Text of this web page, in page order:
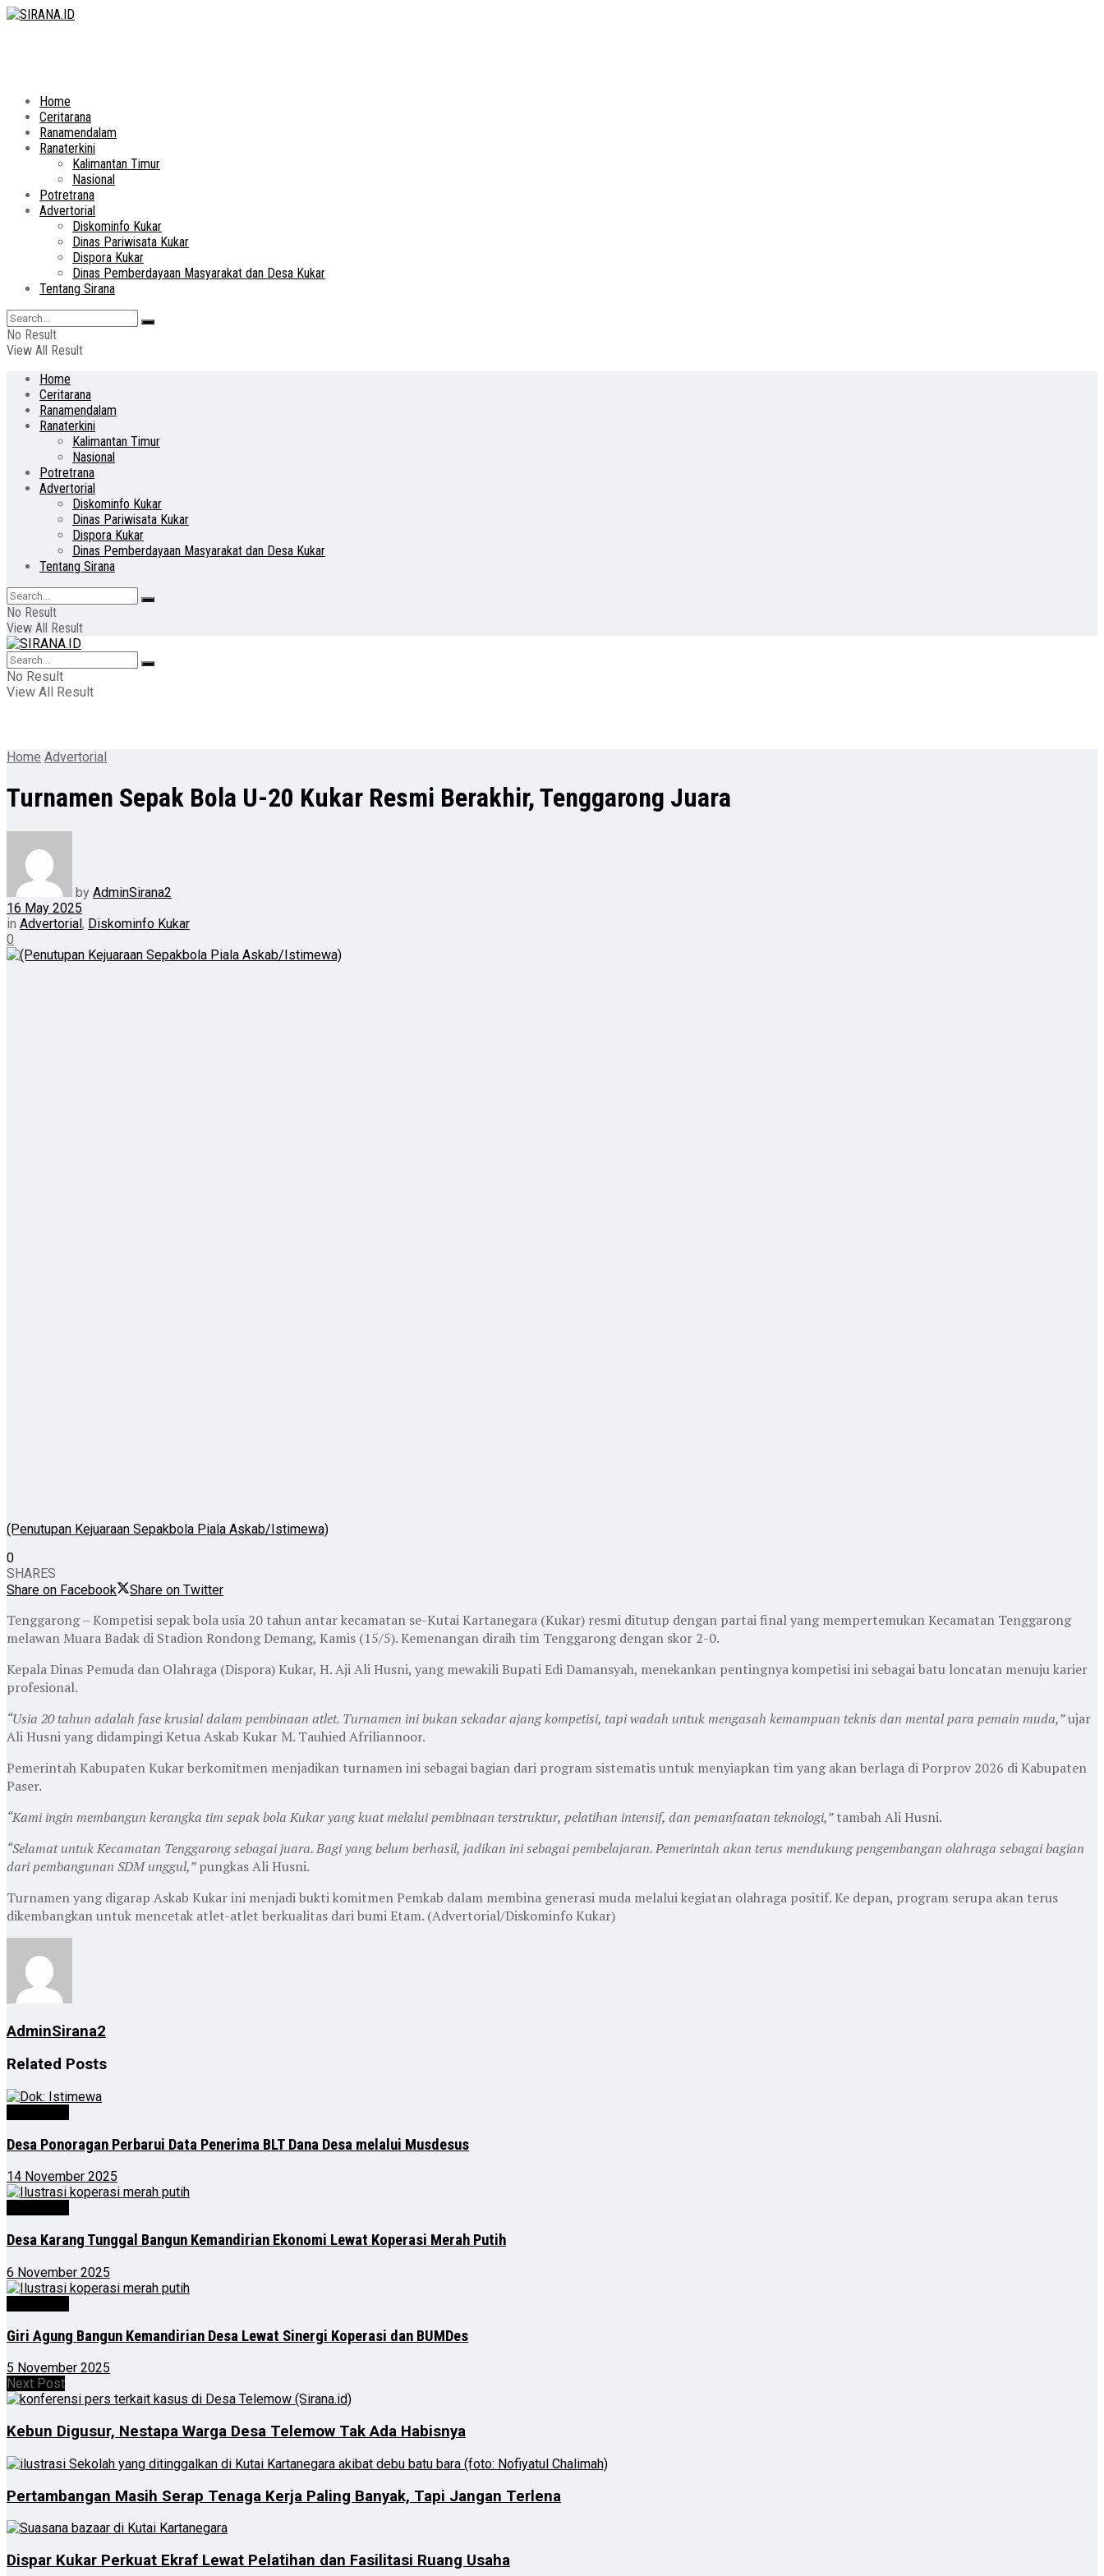
Home
Ceritarana
Ranamendalam
Ranaterkini
Kalimantan Timur
Nasional
Potretrana
Advertorial
Diskominfo Kukar
Dinas Pariwisata Kukar
Dispora Kukar
Dinas Pemberdayaan Masyarakat dan Desa Kukar
Tentang Sirana
No Result
View All Result
Home
Ceritarana
Ranamendalam
Ranaterkini
Kalimantan Timur
Nasional
Potretrana
Advertorial
Diskominfo Kukar
Dinas Pariwisata Kukar
Dispora Kukar
Dinas Pemberdayaan Masyarakat dan Desa Kukar
Tentang Sirana
No Result
View All Result
No Result
View All Result
Home Advertorial
Turnamen Sepak Bola U-20 Kukar Resmi Berakhir, Tenggarong Juara
by AdminSirana2
16 May 2025
in Advertorial, Diskominfo Kukar
0
(Penutupan Kejuaraan Sepakbola Piala Askab/Istimewa)
0
SHARES
Share on Facebook
Share on Twitter
Tenggarong – Kompetisi sepak bola usia 20 tahun antar kecamatan se-Kutai Kartanegara (Kukar) resmi ditutup dengan partai final yang mempertemukan Kecamatan Tenggarong
melawan Muara Badak di Stadion Rondong Demang, Kamis (15/5). Kemenangan diraih tim Tenggarong dengan skor 2-0.
Kepala Dinas Pemuda dan Olahraga (Dispora) Kukar, H. Aji Ali Husni, yang mewakili Bupati Edi Damansyah, menekankan pentingnya kompetisi ini sebagai batu loncatan menuju karier
profesional.
“Usia 20 tahun adalah fase krusial dalam pembinaan atlet. Turnamen ini bukan sekadar ajang kompetisi, tapi wadah untuk mengasah kemampuan teknis dan mental para pemain muda,”ujar
Ali Husni yang didampingi Ketua Askab Kukar M. Tauhied Afriliannoor.
Pemerintah Kabupaten Kukar berkomitmen menjadikan turnamen ini sebagai bagian dari program sistematis untuk menyiapkan tim yang akan berlaga di Porprov 2026 di Kabupaten
Paser.
“Kami ingin membangun kerangka tim sepak bola Kukar yang kuat melalui pembinaan terstruktur, pelatihan intensif, dan pemanfaatan teknologi,”tambah Ali Husni.
“Selamat untuk Kecamatan Tenggarong sebagai juara. Bagi yang belum berhasil, jadikan ini sebagai pembelajaran. Pemerintah akan terus mendukung pengembangan olahraga sebagai bagian
dari pembangunan SDM unggul,”pungkas Ali Husni.
Turnamen yang digarap Askab Kukar ini menjadi bukti komitmen Pemkab dalam membina generasi muda melalui kegiatan olahraga positif. Ke depan, program serupa akan terus
dikembangkan untuk mencetak atlet-atlet berkualitas dari bumi Etam. (Advertorial/Diskominfo Kukar)
AdminSirana2
Related Posts
Desa Ponoragan Perbarui Data Penerima BLT Dana Desa melalui Musdesus
14 November 2025
Desa Karang Tunggal Bangun Kemandirian Ekonomi Lewat Koperasi Merah Putih
6 November 2025
Giri Agung Bangun Kemandirian Desa Lewat Sinergi Koperasi dan BUMDes
5 November 2025
Next Post
Kebun Digusur, Nestapa Warga Desa Telemow Tak Ada Habisnya
Pertambangan Masih Serap Tenaga Kerja Paling Banyak, Tapi Jangan Terlena
Dispar Kukar Perkuat Ekraf Lewat Pelatihan dan Fasilitasi Ruang Usaha